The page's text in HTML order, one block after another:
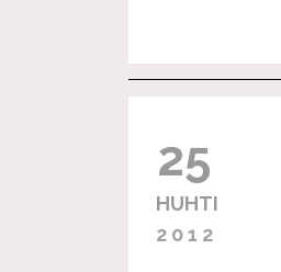
25
HUHTI
2012